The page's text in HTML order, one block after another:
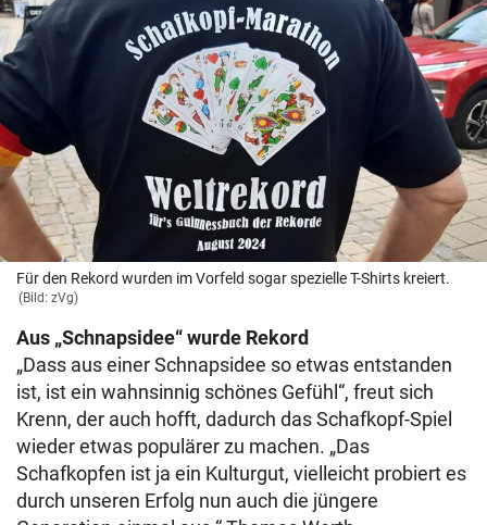
Für den Rekord wurden im Vorfeld sogar spezielle T-Shirts kreiert.
(Bild: zVg)
Aus „Schnapsidee“ wurde Rekord
„Dass aus einer Schnapsidee so etwas entstanden
ist, ist ein wahnsinnig schönes Gefühl“, freut sich
Krenn, der auch hofft, dadurch das Schafkopf-Spiel
wieder etwas populärer zu machen. „Das
Schafkopfen ist ja ein Kulturgut, vielleicht probiert es
durch unseren Erfolg nun auch die jüngere